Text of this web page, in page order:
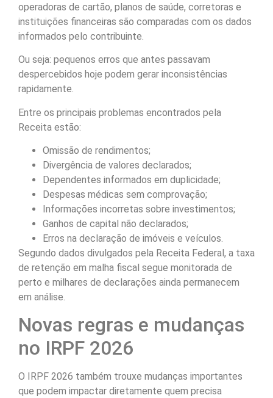
operadoras de cartão, planos de saúde, corretoras e
instituições financeiras são comparadas com os dados
informados pelo contribuinte.
Ou seja: pequenos erros que antes passavam
despercebidos hoje podem gerar inconsistências
rapidamente.
Entre os principais problemas encontrados pela
Receita estão:
Omissão de rendimentos;
Divergência de valores declarados;
Dependentes informados em duplicidade;
Despesas médicas sem comprovação;
Informações incorretas sobre investimentos;
Ganhos de capital não declarados;
Erros na declaração de imóveis e veículos.
Segundo dados divulgados pela Receita Federal, a taxa
de retenção em malha fiscal segue monitorada de
perto e milhares de declarações ainda permanecem
em análise.
Novas regras e mudanças
no IRPF 2026
O IRPF 2026 também trouxe mudanças importantes
que podem impactar diretamente quem precisa